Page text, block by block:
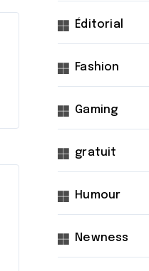
Éditorial
Fashion
Gaming
gratuit
Humour
Newness